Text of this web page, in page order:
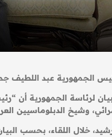
الجمهورية عبد اللطيف
لرئاسة الجمهورية أن
وشيخ الدبلوماسيين
خلال اللقاء، بحسب